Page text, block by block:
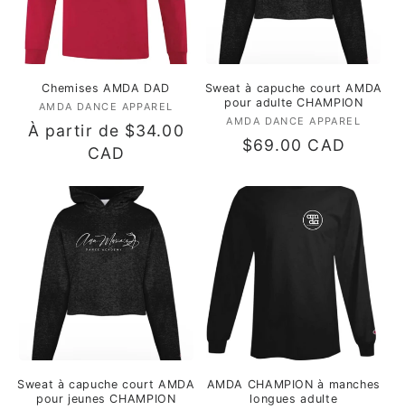
Chemises AMDA DAD
Fournisseur :
AMDA DANCE APPAREL
Prix
À partir de $34.00
CAD
Sweat à capuche court AMDA
pour adulte CHAMPION
Fournisseur :
AMDA DANCE APPAREL
Prix
$69.00 CAD
Sweat à capuche court AMDA
pour jeunes CHAMPION
AMDA CHAMPION à manches
longues adulte